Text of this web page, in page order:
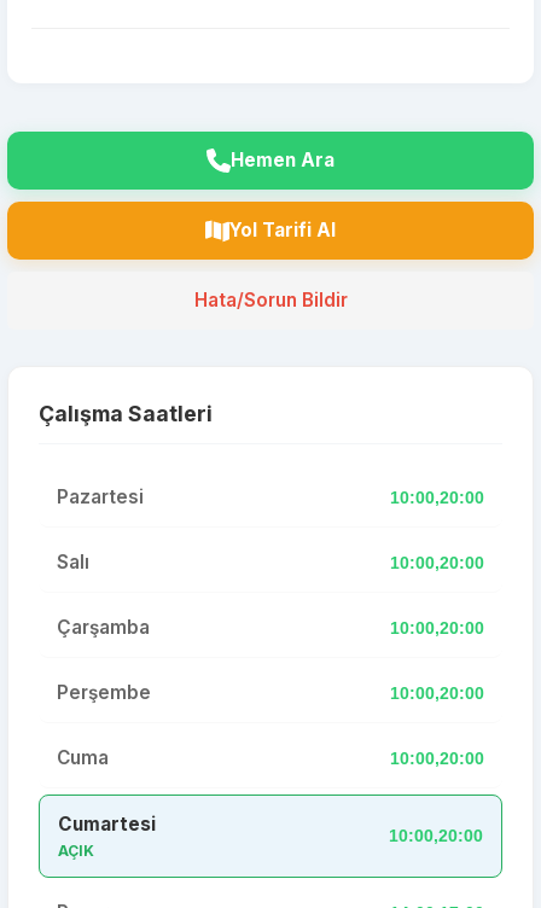
Hemen Ara
Yol Tarifi Al
Hata/Sorun Bildir
Çalışma Saatleri
Pazartesi 10:00,20:00
Salı 10:00,20:00
Çarşamba 10:00,20:00
Perşembe 10:00,20:00
Cuma 10:00,20:00
Cumartesi
AÇIK
10:00,20:00